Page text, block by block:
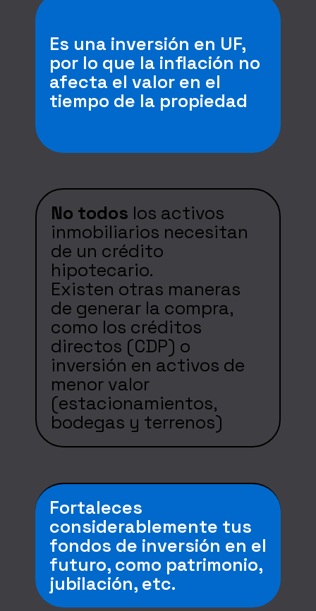
Es una inversión en UF,
por lo que la inflación no
afecta el valor en el
tiempo de la propiedad
No todos los activos
inmobiliarios necesitan
de un crédito
hipotecario.
Existen otras maneras
de generar la compra,
como los créditos
directos (CDP) o
inversión en activos de
menor valor
(estacionamientos,
bodegas y terrenos)
Fortaleces
considerablemente tus
fondos de inversión en el
futuro, como patrimonio,
jubilación, etc.